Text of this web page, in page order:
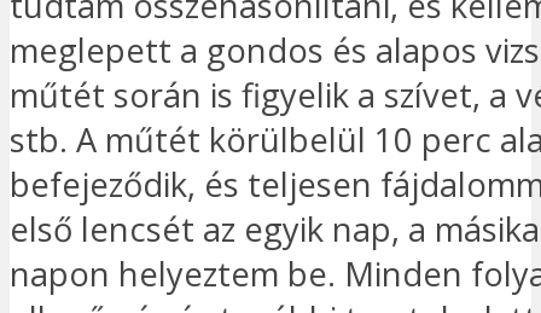
meglepett a gondos és alapos
műtét során is figyelik a szívet, a
stb. A műtét körülbelül 10 perc
befejeződik, és teljesen
első lencsét az egyik nap, a
napon helyeztem be. Minden